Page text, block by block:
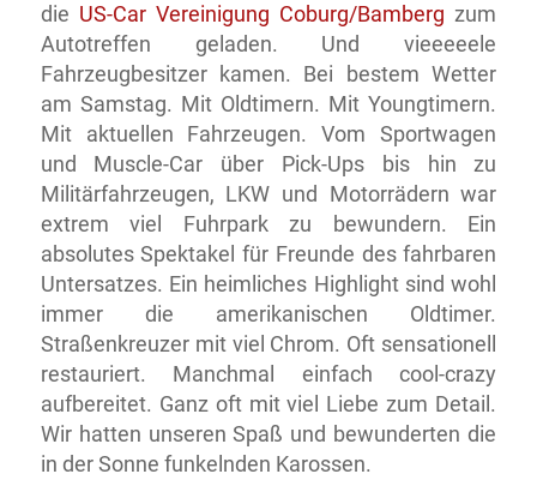
die US-Car Vereinigung Coburg/Bamberg zum
Autotreffen geladen. Und vieeeeele
Fahrzeugbesitzer kamen. Bei bestem Wetter
am Samstag. Mit Oldtimern. Mit Youngtimern.
Mit aktuellen Fahrzeugen. Vom Sportwagen
und Muscle-Car über Pick-Ups bis hin zu
Militärfahrzeugen, LKW und Motorrädern war
extrem viel Fuhrpark zu bewundern. Ein
absolutes Spektakel für Freunde des fahrbaren
Untersatzes. Ein heimliches Highlight sind wohl
immer die amerikanischen Oldtimer.
Straßenkreuzer mit viel Chrom. Oft sensationell
restauriert. Manchmal einfach cool-crazy
aufbereitet. Ganz oft mit viel Liebe zum Detail.
Wir hatten unseren Spaß und bewunderten die
in der Sonne funkelnden Karossen.